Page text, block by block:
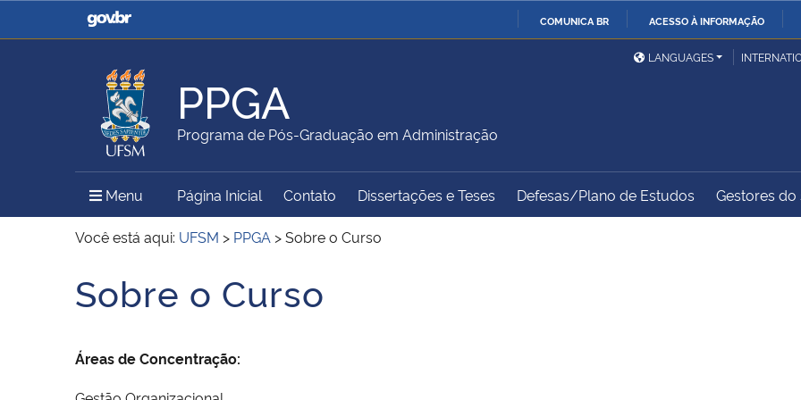
COMUNICA BR ACESSO À INFORMAÇÃO
Casa Civil
Ministério da Justiça e
Ministério da Defesa
Ministério das Relações
Exteriores
Ministério da Agricultura,
Pecuária e Abastecimento
Ministério da Educação
Ministério do Meio Ambiente Ministério do Turismo
Ministério do
Controladoria-Geral da
Secretaria de Governo
Gabinete de Segurança
LANGUAGES
PPGA
Programa de Pós-Graduação em Administração
Menu Menu Principal do Sítio
Página Inicial Contato Dissertações e Teses Defesas/Plano de Estudos Gestores do
Você está aqui: UFSM > PPGA >Sobre o Curso
Início do conteúdo
Sobre o Curso
Áreas de Concentração: